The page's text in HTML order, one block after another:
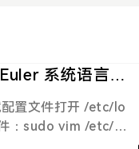
系统语言从
置文件打开 /etc/lo
：sudo vim /etc/lo